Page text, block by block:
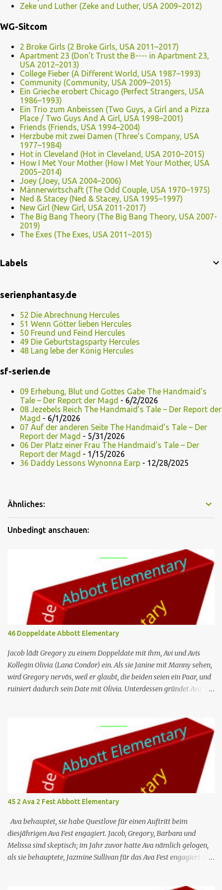
Zeke und Luther (Zeke and Luther, USA 2009–2012)
WG-Sitcom
2 Broke Girls (2 Broke Girls, USA 2011–2017)
Apartment 23 (Don’t Trust the B---- in Apartment 23,
USA 2012–2013)
College Fieber (A Different World, USA 1987–1993)
Community (Community, USA 2009–2015)
Ein Grieche erobert Chicago (Perfect Strangers, USA
1986–1993)
Ein Trio zum Anbeissen (Two Guys, a Girl and a Pizza
Place / Two Guys And A Girl, USA 1998–2001)
Friends (Friends, USA 1994–2004)
Herzbube mit zwei Damen (Three’s Company, USA
1977–1984)
Hot in Cleveland (Hot in Cleveland, USA 2010–2015)
How I Met Your Mother (How I Met Your Mother, USA
2005–2014)
Joey (Joey, USA 2004–2006)
Männerwirtschaft (The Odd Couple, USA 1970–1975)
Ned & Stacey (Ned & Stacey, USA 1995–1997)
New Girl (New Girl, USA 2011-2017)
The Big Bang Theory (The Big Bang Theory, USA 2007-
2019)
The Exes (The Exes, USA 2011–2015)
Labels
serienphantasy.de
52 Die Abrechnung Hercules
51 Wenn Götter lieben Hercules
50 Freund und Feind Hercules
49 Die Geburtstagsparty Hercules
48 Lang lebe der König Hercules
sf-serien.de
09 Erhebung, Blut und Gottes Gabe The Handmaid’s
Tale – Der Report der Magd - 6/2/2026
08 Jezebels Reich The Handmaid’s Tale – Der Report der
Magd - 6/1/2026
07 Auf der anderen Seite The Handmaid’s Tale – Der
Report der Magd - 5/31/2026
06 Der Platz einer Frau The Handmaid’s Tale – Der
Report der Magd - 1/15/2026
36 Daddy Lessons Wynonna Earp - 12/28/2025
Ähnliches:
Unbedingt anschauen:
46 Doppeldate Abbott Elementary
Jacob lädt Gregory zu einem Doppeldate mit ihm, Avi und Avis
Kollegin Olivia (Lana Condor) ein. Als sie Janine mit Manny sehen,
wird Gregory nervös, weil er glaubt, die beiden seien ein Paar, und
ruiniert dadurch sein Date mit Olivia. Unterdessen gründet Ava
sie lesen – „Parable of the Sower“ –, unterschiedlich
interpretieren. Nr. (ges.) 46 Deutscher Titel Doppeldate Serie
Abbott Elementary Staffel Staffel 3 Nr. (St.) 11 Original­titel Double
Date Regie Razan Ghalayini Drehbuch Garrett Werner Erstaus­
strahlung (USA) 1. Mai 2024 Deutsch­sprachige Erst­veröffent­
lichung (D/A/CH) 14. Aug. 2024 Abbott Elementary ist eine US-
amerikanische Sitcom im Mockumentary-Stil, die von Quinta
Brunson erdacht wurde 🏫Eine Gruppe von sehr engagierten
Lehrern sowie eine etwas unbeholfene Schulleiterin versuchen
trotz aller herrschenden Widerstä...
45 2 Ava 2 Fest Abbott Elementary
Ava behauptet, sie habe Questlove für einen Auftritt beim
diesjährigen Ava Fest engagiert. Jacob, Gregory, Barbara und
Melissa sind skeptisch; im Jahr zuvor hatte Ava nämlich gelogen,
als sie behauptete, Jazmine Sullivan für das Ava Fest engagiert zu